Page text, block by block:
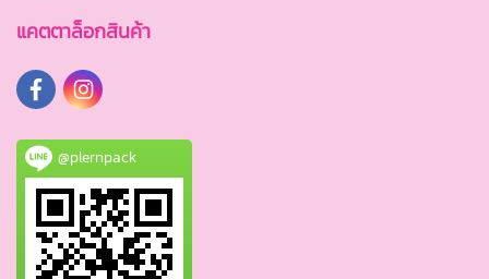
แคตตาล็อกสินค้า
@plernpack